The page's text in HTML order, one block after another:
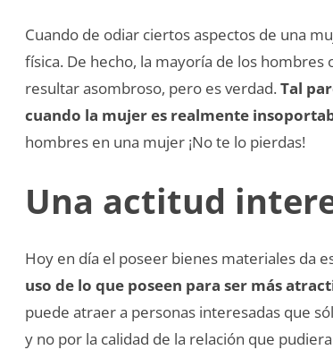
Cuando de odiar ciertos aspectos de una
física. De hecho, la mayoría de los
resultar asombroso, pero es verdad.Tal
cuando la mujer es realmente
hombres en una mujer ¡No te lo pierdas!
Una actitud
Hoy en día el poseer bienes materiales da
uso de lo que poseen para ser más
puede atraer a personas interesadas que
y no por la calidad de la relación que